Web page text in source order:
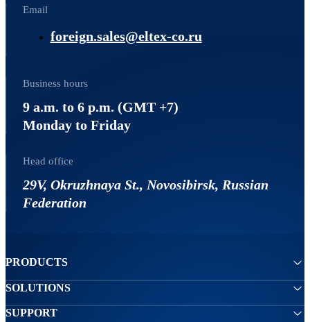
Email
foreign.sales@eltex-co.ru
Business hours
9 a.m. to 6 p.m. (GMT +7)
Monday to Friday
Head office
29V, Okruzhnaya St., Novosibirsk, Russian
Federation
PRODUCTS
SOLUTIONS
SUPPORT